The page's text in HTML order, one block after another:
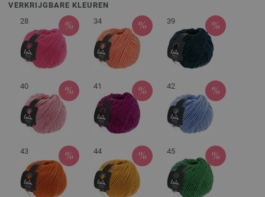
VERKRIJGBARE KLEUREN
28
34 39
40 41 42
43 44 45